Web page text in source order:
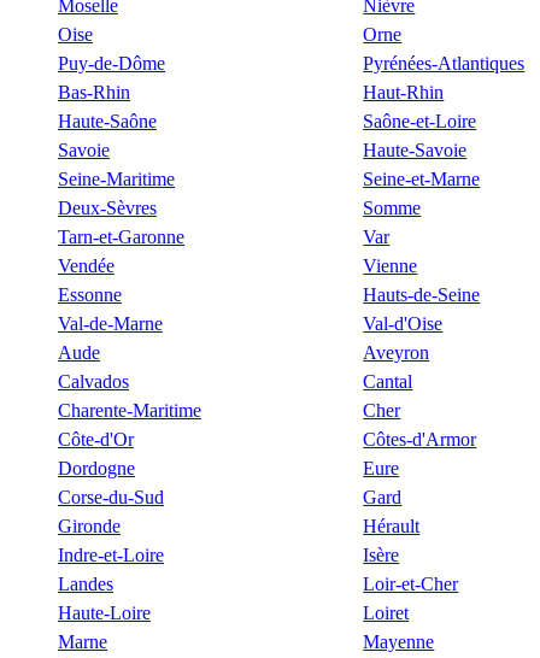
Moselle
Nièvre
Oise
Orne
Puy-de-Dôme
Pyrénées-Atlantiques
Bas-Rhin
Haut-Rhin
Haute-Saône
Saône-et-Loire
Savoie
Haute-Savoie
Seine-Maritime
Seine-et-Marne
Deux-Sèvres
Somme
Tarn-et-Garonne
Var
Vendée
Vienne
Essonne
Hauts-de-Seine
Val-de-Marne
Val-d'Oise
Aude
Aveyron
Calvados
Cantal
Charente-Maritime
Cher
Côte-d'Or
Côtes-d'Armor
Dordogne
Eure
Corse-du-Sud
Gard
Gironde
Hérault
Indre-et-Loire
Isère
Landes
Loir-et-Cher
Haute-Loire
Loiret
Marne
Mayenne